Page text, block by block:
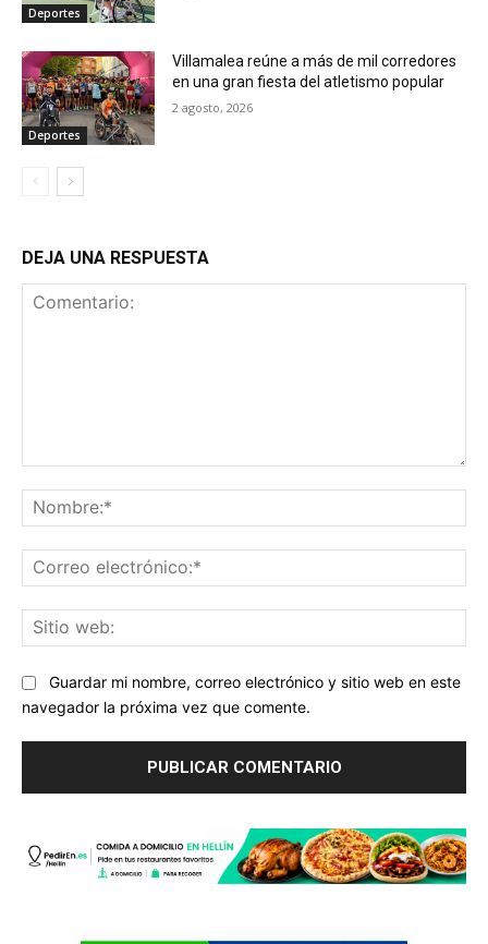
Deportes
Deportes
Villamalea reúne a más de mil corredores
en una gran fiesta del atletismo popular
2 agosto, 2026
DEJA UNA RESPUESTA
Guardar mi nombre, correo electrónico y sitio web en este
navegador la próxima vez que comente.